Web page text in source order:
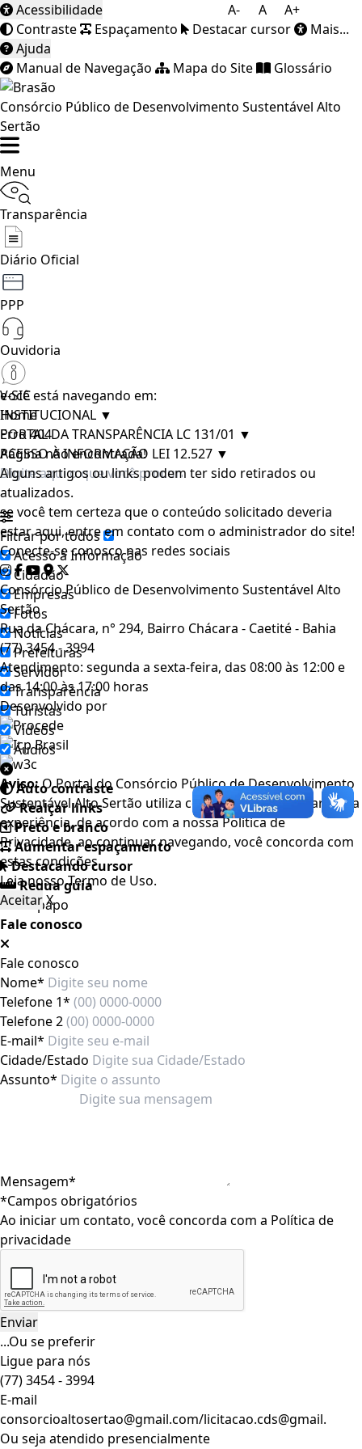
A- A A+
Acessibilidade
Contraste
Espaçamento Destacar cursor
Mais...
Ajuda
Manual de Navegação
Mapa do Site Glossário
Consórcio Público de Desenvolvimento Sustentável Alto
Sertão
Menu
Transparência
Diário Oficial
PPP
Ouvidoria
e-SIC
INSTITUCIONAL ▼
PORTAL DA TRANSPARÊNCIA LC 131/01 ▼
ACESSO À INFORMAÇÃO LEI 12.527 ▼
Filtrar por todos
Acesso à Informação
Cidadão
Empresas
Fotos
Notícias
Prefeituras
Servidor
Transparência
Turistas
Videos
Áudios
Auto contraste
Realçar links
Preto e branco
Aumentar espaçamento
Destacando cursor
Regua guia
Fale conosco
Fale conosco
Nome*
Telefone 1*
Telefone 2
E-mail*
Cidade/Estado
Assunto*
Mensagem*
*Campos obrigatórios
Ao iniciar um contato, você concorda com a Política de
privacidade
...Ou se preferir
Ligue para nós
(77) 3454 - 3994
E-mail
consorcioaltosertao@gmail.com/licitacao.cds@gmail.
Ou seja atendido presencialmente
Você está navegando em:
Home
Erro 404
Página não encontrada!
Alguns artigos ou links podem ter sido retirados ou
atualizados.
se você tem certeza que o conteúdo solicitado deveria
estar aqui, entre em contato com o administrador do site!
Conecte-se conosco nas redes sociais
Consórcio Público de Desenvolvimento Sustentável Alto
Sertão
Rua da Chácara, n° 294, Bairro Chácara - Caetité - Bahia
(77) 3454 - 3994
Atendimento: segunda a sexta-feira, das 08:00 às 12:00 e
das 14:00 às 17:00 horas
Desenvolvido por
Aviso:O Portal do Consórcio Público de Desenvolvimento
Sustentável Alto Sertão utiliza cookies para melhorar a sua
experiência, de acordo com a nossa Política de
Privacidade, ao continuar navegando, você concorda com
estas condições
Leia nossoTermo de Uso.
AceitarX